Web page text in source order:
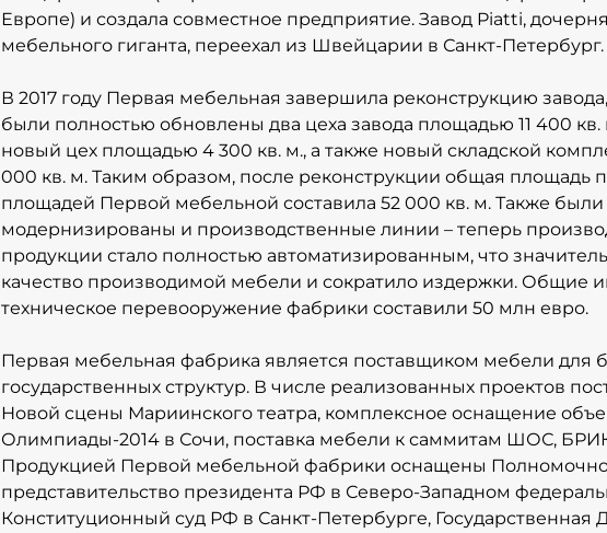
Европе) и создала совместное предприятие. Завод Piatti,
мебельного гиганта, переехал из Швейцарии в Санкт-Петербург.
В 2017 году Первая мебельная завершила реконструкцию
были полностью обновлены два цеха завода площадью 11 400 кв.
новый цех площадью 4 300 кв. м., а также новый складской
000 кв. м. Таким образом, после реконструкции общая площадь
площадей Первой мебельной составила 52 000 кв. м. Также
модернизированы и производственные линии – теперь
продукции стало полностью автоматизированным, что
качество производимой мебели и сократило издержки. Общие
техническое перевооружение фабрики составили 50 млн евро.
Первая мебельная фабрика является поставщиком мебели для
государственных структур. В числе реализованных проектов
Новой сцены Мариинского театра, комплексное оснащение
Олимпиады-2014 в Сочи, поставка мебели к саммитам ШОС,
Продукцией Первой мебельной фабрики оснащены
представительство президента РФ в Северо-Западном
Конституционный суд РФ в Санкт-Петербурге, Государственная